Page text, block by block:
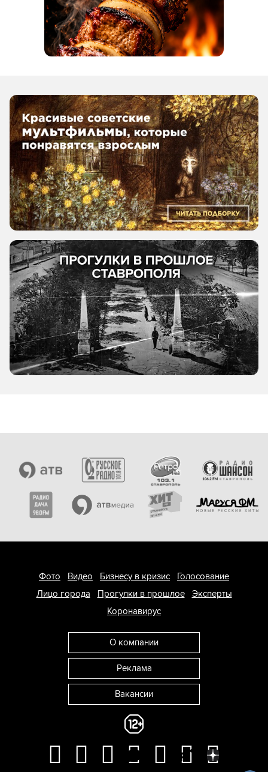
Фото Видео Бизнесу в кризис
Голосование
Лицо города
Прогулки в прошлое
Эксперты
Коронавирус
О компании
Реклама
Вакансии